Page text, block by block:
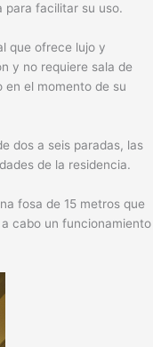
para facilitar su uso.
que ofrece lujo y
y no requiere sala de
en el momento de su
dos a seis paradas, las
de la residencia.
fosa de 15 metros que
cabo un funcionamiento